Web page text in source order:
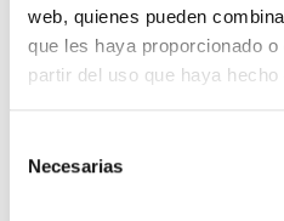
web, quienes pueden
que les haya proporcionado
partir del uso que haya
Necesarias